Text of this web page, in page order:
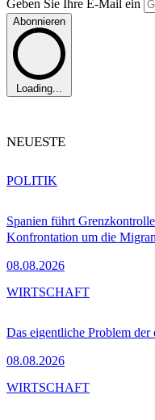
Geben Sie Ihre E-Mail ein
Abonnieren
Loading...
NEUESTE
Spanien führt
Konfrontation um die
08.08.2026
POLITIK
Das eigentliche Problem
08.08.2026
WIRTSCHAFT
WIRTSCHAFT